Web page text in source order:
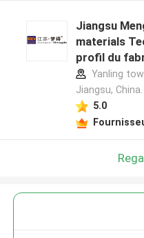
Jiangsu
materials
profil du
Yanling
Jiangsu,
5.0